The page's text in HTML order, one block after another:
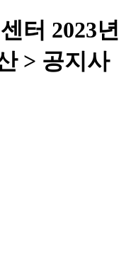
터 2023년
> 공지사